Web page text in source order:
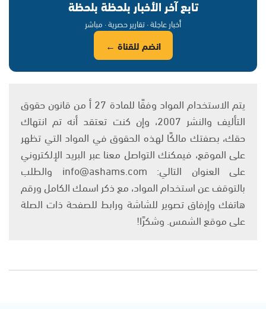
تابع آخر الأخبار بلحظة بلحظة
أخبار عاجلة · تقارير حصرية · مباشر
انضم للقناة ←
يتم الاستخدام المواد وفقًا للمادة 27 أ من قانون حقوق
التأليف والنشر 2007، وإن كنت تعتقد أنه تم انتهاك
حقك، بصفتك مالكًا لهذه الحقوق في المواد التي تظهر
على الموقع، فيمكنك التواصل معنا عبر البريد الإلكتروني
على العنوان التالي: info@ashams.com والطلب
بالتوقف عن استخدام المواد، مع ذكر اسمك الكامل ورقم
هاتفك وإرفاق تصوير للشاشة ورابط للصفحة ذات الصلة
على موقع الشمس. وشكرًا!